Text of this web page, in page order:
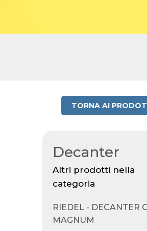
TORNA AI
Decanter
Altri prodotti nella
categoria
RIEDEL - DECANTER
MAGNUM